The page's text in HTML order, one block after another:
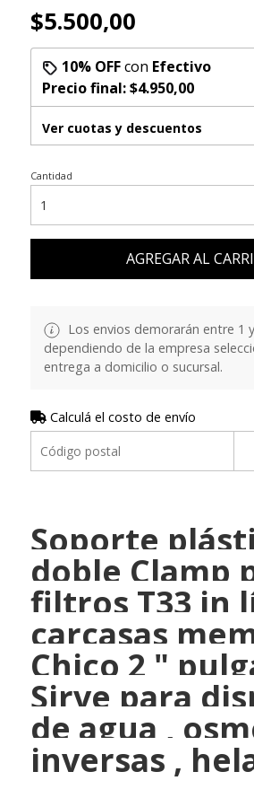
$5.500,00
10% OFFcon Efectivo
Precio final:$4.950,00
Ver cuotas y descuentos
Cantidad
AGREGAR AL
Los envios demorarán entre 1
dependiendo de la empresa
entrega a domicilio o sucursal.
Calculá el costo de envío
Soporte
doble Clamp
filtros T33 in
carcasas
Chico 2 "
Sirve para
de agua ,
inversas ,